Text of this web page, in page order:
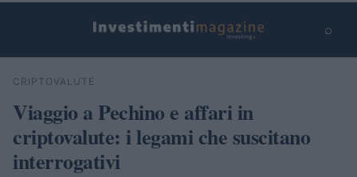
⌕
Cerca
CRIPTOVALUTE
Viaggio a Pechino e affari in
criptovalute: i legami che suscitano
interrogativi